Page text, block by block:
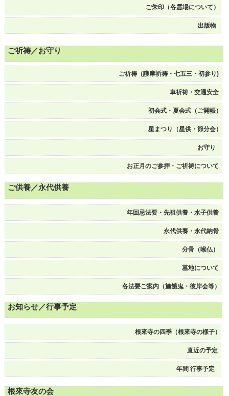
ご朱印（各霊場について）
出版物
ご祈祷／お守り
ご祈祷（護摩祈祷・七五三・初参り)
車祈祷・交通安全
初会式・夏会式（ご開帳）
星まつり（星供・節分会）
お守り
お正月のご参拝・ご祈祷について
ご供養／永代供養
年回忌法要・先祖供養・水子供養
永代供養・永代納骨
分骨（喉仏）
墓地について
各法要ご案内（施餓鬼・彼岸会等）
お知らせ／行事予定
根來寺の四季（根來寺の様子）
直近の予定
年間 行事予定
根來寺友の会